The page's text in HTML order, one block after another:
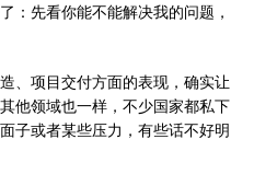
：先看你能不能解决我的问题，
、项目交付方面的表现，确实让
他领域也一样，不少国家都私下
子或者某些压力，有些话不好明